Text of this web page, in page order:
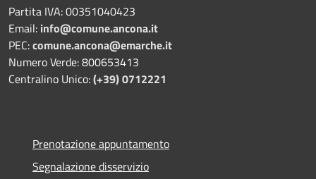
Partita IVA: 00351040423
Email: info@comune.ancona.it
PEC:comune.ancona@emarche.it
Numero Verde: 800653413
Centralino Unico:(+39) 0712221
Prenotazione appuntamento
Segnalazione disservizio